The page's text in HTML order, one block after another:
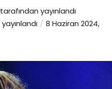
tarafından yayınlandı
yayınlandı
8 Haziran 2024,